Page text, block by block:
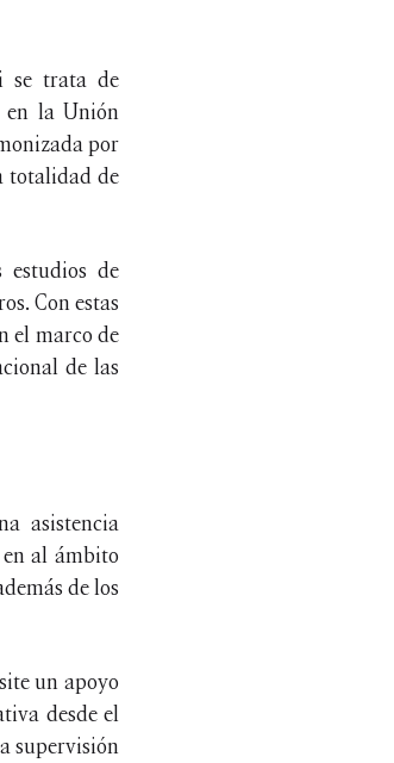
se trata de
en la Unión
por
totalidad de
de
Con estas
el marco de
de las
asistencia
al ámbito
de los
un apoyo
desde el
supervisión